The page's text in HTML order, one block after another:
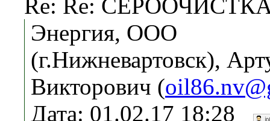
Re: Re:
Энергия, ООО
(г.Нижневартовск),
Викторович (
Дата: 01.02.17 18:28